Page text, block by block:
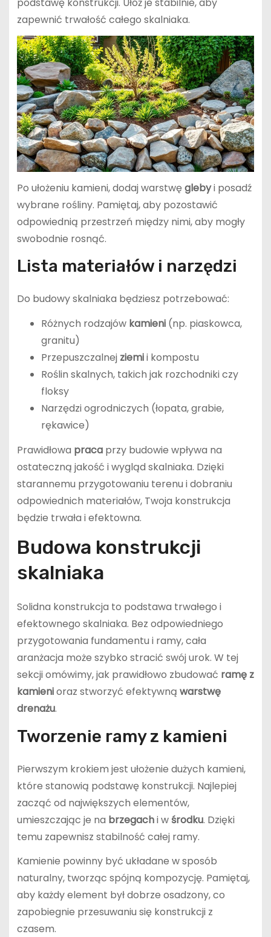
zapewnić trwałość całego skalniaka.
Po ułożeniu kamieni, dodaj warstwęglebyi posadź
wybrane rośliny. Pamiętaj, aby pozostawić
odpowiednią przestrzeń między nimi, aby mogły
swobodnie rosnąć.
Lista materiałów i narzędzi
Do budowy skalniaka będziesz potrzebować:
Różnych rodzajów kamieni(np. piaskowca,
granitu)
Przepuszczalnej ziemii kompostu
Roślin skalnych, takich jak rozchodniki czy
floksy
Narzędzi ogrodniczych (łopata, grabie,
rękawice)
Prawidłowa pracaprzy budowie wpływa na
ostateczną jakość i wygląd skalniaka. Dzięki
starannemu przygotowaniu terenu i dobraniu
odpowiednich materiałów, Twoja konstrukcja
będzie trwała i efektowna.
Budowa konstrukcji
skalniaka
Solidna konstrukcja to podstawa trwałego i
efektownego skalniaka. Bez odpowiedniego
przygotowania fundamentu i ramy, cała
aranżacja może szybko stracić swój urok. W tej
sekcji omówimy, jak prawidłowo zbudować ramę z
kamienioraz stworzyć efektywną warstwę
drenażu.
Tworzenie ramy z kamieni
Pierwszym krokiem jest ułożenie dużych kamieni,
które stanowią podstawę konstrukcji. Najlepiej
zacząć od największych elementów,
umieszczając je na brzegachi w środku. Dzięki
temu zapewnisz stabilność całej ramy.
Kamienie powinny być układane w sposób
naturalny, tworząc spójną kompozycję. Pamiętaj,
aby każdy element był dobrze osadzony, co
zapobiegnie przesuwaniu się konstrukcji z
czasem.